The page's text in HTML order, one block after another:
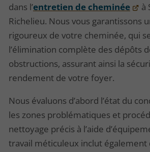
dans l’entretien de cheminée
à
Richelieu. Nous vous garantissons
rigoureux de votre cheminée, qui
l’élimination complète des dépôts
obstructions, assurant ainsi la
rendement de votre foyer.
Nous évaluons d’abord l’état du
les zones problématiques et
nettoyage précis à l’aide
travail méticuleux inclut également